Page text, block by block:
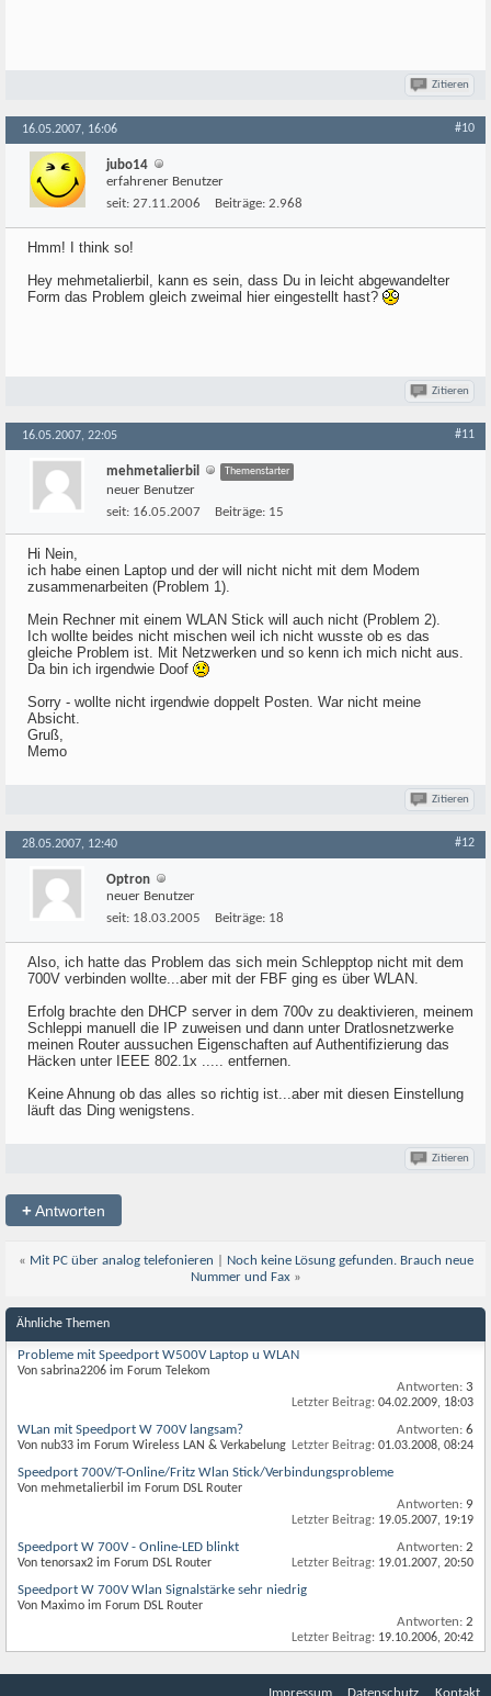
Zitieren
16.05.2007, 16:06 #10
jubo14
erfahrener Benutzer
seit: 27.11.2006 Beiträge: 2.968
Hmm! I think so!
Hey mehmetalierbil, kann es sein, dass Du in leicht abgewandelter
Form das Problem gleich zweimal hier eingestellt hast?
Zitieren
16.05.2007, 22:05 #11
mehmetalierbil Themenstarter
neuer Benutzer
seit: 16.05.2007 Beiträge: 15
Hi Nein,
ich habe einen Laptop und der will nicht nicht mit dem Modem
zusammenarbeiten (Problem 1).
Mein Rechner mit einem WLAN Stick will auch nicht (Problem 2).
Ich wollte beides nicht mischen weil ich nicht wusste ob es das
gleiche Problem ist. Mit Netzwerken und so kenn ich mich nicht aus.
Da bin ich irgendwie Doof
Sorry - wollte nicht irgendwie doppelt Posten. War nicht meine
Absicht.
Gruß,
Memo
Zitieren
28.05.2007, 12:40 #12
Optron
neuer Benutzer
seit: 18.03.2005 Beiträge: 18
Also, ich hatte das Problem das sich mein Schlepptop nicht mit dem
700V verbinden wollte...aber mit der FBF ging es über WLAN.
Erfolg brachte den DHCP server in dem 700v zu deaktivieren, meinem
Schleppi manuell die IP zuweisen und dann unter Dratlosnetzwerke
meinen Router aussuchen Eigenschaften auf Authentifizierung das
Häcken unter IEEE 802.1x ..... entfernen.
Keine Ahnung ob das alles so richtig ist...aber mit diesen Einstellung
läuft das Ding wenigstens.
Zitieren
+Antworten
« Mit PC über analog telefonieren
Noch keine Lösung gefunden. Brauch neue
Nummer und Fax »
Ähnliche Themen
Probleme mit Speedport W500V Laptop u WLAN
Von sabrina2206 im Forum Telekom
Antworten: 3
Letzter Beitrag: 04.02.2009, 18:03
WLan mit Speedport W 700V langsam?
Von nub33 im Forum Wireless LAN & Verkabelung
Antworten: 6
Letzter Beitrag: 01.03.2008, 08:24
Speedport 700V/T-Online/Fritz Wlan Stick/Verbindungsprobleme
Von mehmetalierbil im Forum DSL Router
Antworten: 9
Letzter Beitrag: 19.05.2007, 19:19
Speedport W 700V - Online-LED blinkt
Von tenorsax2 im Forum DSL Router
Antworten: 2
Letzter Beitrag: 19.01.2007, 20:50
Speedport W 700V Wlan Signalstärke sehr niedrig
Von Maximo im Forum DSL Router
Antworten: 2
Letzter Beitrag: 19.10.2006, 20:42